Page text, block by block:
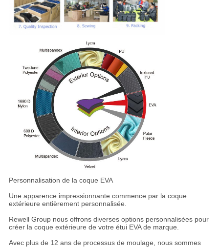
Personnalisation de la coque EVA
Une apparence impressionnante commence par la coque
extérieure entièrement personnalisée.
Rewell Group nous offrons diverses options personnalisées pour
créer la coque extérieure de votre étui EVA de marque.
Avec plus de 12 ans de processus de moulage, nous sommes